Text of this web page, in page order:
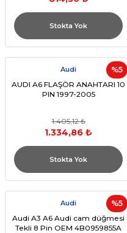
Stokta Yok
%5
Audi
AUDI A6 FLAŞÖR ANAHTARI 10
PIN 1997-2005
1.405,12 ₺
1.334,86 ₺
Stokta Yok
%5
Audi
Audi A3 A6 Audi cam düğmesi
Tekli 8 Pin OEM 4B0959855A